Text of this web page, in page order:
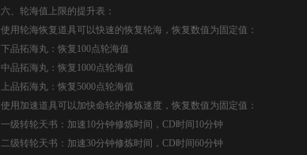
六、轮海值上限的提升表：
使用轮海恢复道具可以快速的恢复轮海，恢复数值为固定值：
下品拓海丸：恢复100点轮海值
中品拓海丸：恢复1000点轮海值
上品拓海丸：恢复5000点轮海值
使用加速道具可以加快命轮的修炼速度，恢复数值为固定值：
一级转轮天书：加速10分钟修炼时间，CD时间10分钟
二级转轮天书：加速30分钟修炼时间，CD时间60分钟